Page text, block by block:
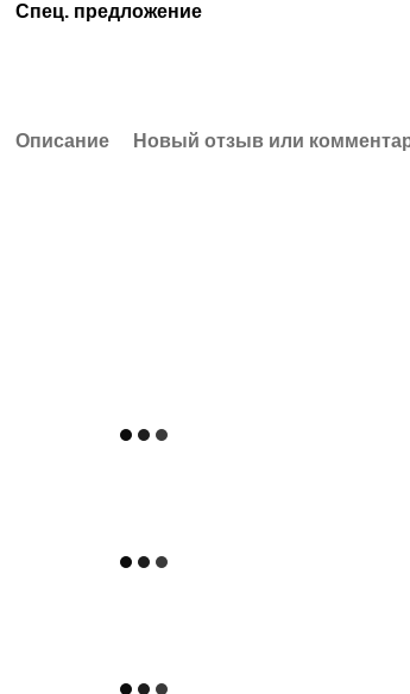
Спец. предложение
Описание Новый отзыв или